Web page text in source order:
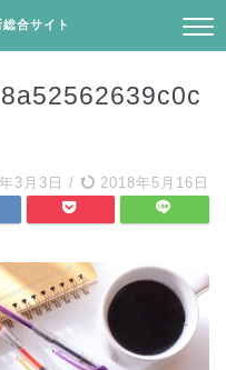
合サイト
3月3日 / 2018年5月16日